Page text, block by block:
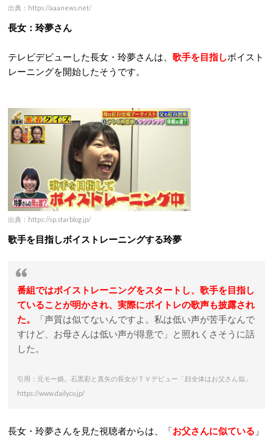
出典：https://aaanews.net/
長女：玲夢さん
テレビデビューした長女・玲夢さんは、 歌手を目指しボイスト
レーニングを開始したそうです。
出典：https://sp.starblog.jp/
歌手を目指しボイストレーニングする玲夢
番組ではボイストレーニングをスタートし、歌手を目指し
ていることが明かされ、実際にボイトレの歌声も披露され
た。
「声質は似てないんですよ。私は低い声が苦手なんで
すけど、お母さんは低い声が得意で」と照れくさそうに話
した。
引用：元モー娘。石黒彩と真矢の長女がＴＶデビュー「顔全体はお父さん似」
https://www.daily.co.jp/
長女・玲夢さんを見た視聴者からは、「お父さんに似ている 」